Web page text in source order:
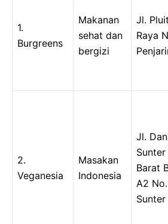
1.
Burgreens
Makanan
sehat dan
bergizi
Jl. Pluit
Raya
2.
Veganesia
Masakan
Indonesia
Jl.
Sunter
Barat
A2
Sunter